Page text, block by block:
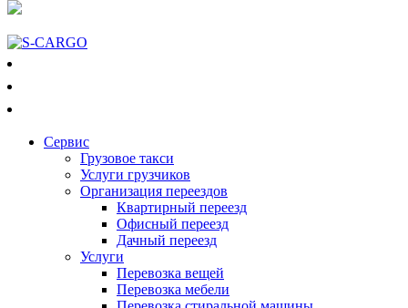
Сервис
Грузовое такси
Услуги грузчиков
Организация переездов
Квартирный переезд
Офисный переезд
Дачный переезд
Услуги
Перевозка вещей
Перевозка мебели